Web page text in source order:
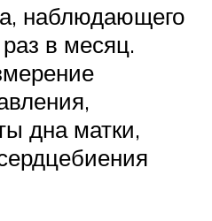
наблюдающего
в месяц.
дна матки,